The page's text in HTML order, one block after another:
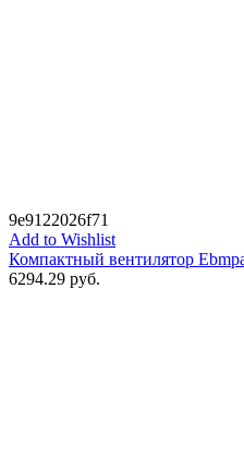
9e9122026f71
Add to Wishlist
Компактный вентилятор
6294.29 руб.